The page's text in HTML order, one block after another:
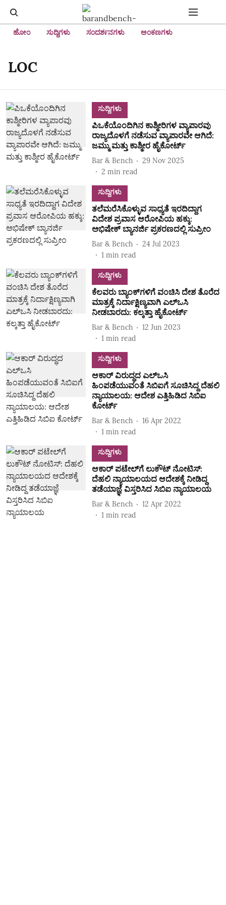
ಹೋಂ ಸುದ್ದಿಗಳು ಸಂದರ್ಶನಗಳು ಅಂಕಣಗಳು
LOC
ಸುದ್ದಿಗಳು
ಪಿಒಕೆಯೊಂದಿಗಿನ ಕಾಶ್ಮೀರಿಗಳ ವ್ಯಾಪಾರವು
ರಾಜ್ಯದೊಳಗೆ ನಡೆಸುವ ವ್ಯಾಪಾರವೇ ಆಗಿದೆ:
ಜಮ್ಮು ಮತ್ತು ಕಾಶ್ಮೀರ ಹೈಕೋರ್ಟ್‌
Bar & Bench
29 Nov 2025
2 min read
ಸುದ್ದಿಗಳು
ತಲೆಮರೆಸಿಕೊಳ್ಳುವ ಸಾಧ್ಯತೆ ಇರದಿದ್ದಾಗ
ವಿದೇಶ ಪ್ರವಾಸ ಆರೋಪಿಯ ಹಕ್ಕು:
ಅಭಿಷೇಕ್ ಬ್ಯಾನರ್ಜಿ ಪ್ರಕರಣದಲ್ಲಿ ಸುಪ್ರೀಂ
Bar & Bench
24 Jul 2023
1 min read
ಸುದ್ದಿಗಳು
ಕೆಲವರು ಬ್ಯಾಂಕ್‌ಗಳಿಗೆ ವಂಚಿಸಿ ದೇಶ ತೊರೆದ
ಮಾತ್ರಕ್ಕೆ ನಿರ್ದಾಕ್ಷಿಣ್ಯವಾಗಿ ಎಲ್ಒಸಿ
ನೀಡಬಾರದು: ಕಲ್ಕತ್ತಾ ಹೈಕೋರ್ಟ್
Bar & Bench
12 Jun 2023
1 min read
ಸುದ್ದಿಗಳು
ಆಕಾರ್ ವಿರುದ್ಧದ ಎಲ್ಒಸಿ
ಹಿಂಪಡೆಯುವಂತೆ ಸಿಬಿಐಗೆ ಸೂಚಿಸಿದ್ದ ದೆಹಲಿ
ನ್ಯಾಯಾಲಯ: ಆದೇಶ ಎತ್ತಿಹಿಡಿದ ಸಿಬಿಐ
ಕೋರ್ಟ್‌
Bar & Bench
16 Apr 2022
1 min read
ಸುದ್ದಿಗಳು
ಆಕಾರ್ ಪಟೇಲ್‌ಗೆ ಲುಕೌಟ್‌ ನೋಟಿಸ್:
ದೆಹಲಿ ನ್ಯಾಯಾಲಯದ ಆದೇಶಕ್ಕೆ ನೀಡಿದ್ದ
ತಡೆಯಾಜ್ಞೆ ವಿಸ್ತರಿಸಿದ ಸಿಬಿಐ ನ್ಯಾಯಾಲಯ
Bar & Bench
12 Apr 2022
1 min read